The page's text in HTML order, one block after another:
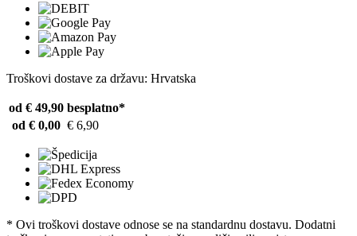
Troškovi dostave za državu: Hrvatska
od € 49,90 besplatno*
od € 0,00 € 6,90
* Ovi troškovi dostave odnose se na standardnu ​​dostavu. Dodatni